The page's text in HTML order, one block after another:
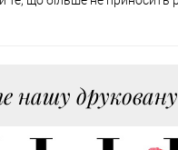
нашу друковану